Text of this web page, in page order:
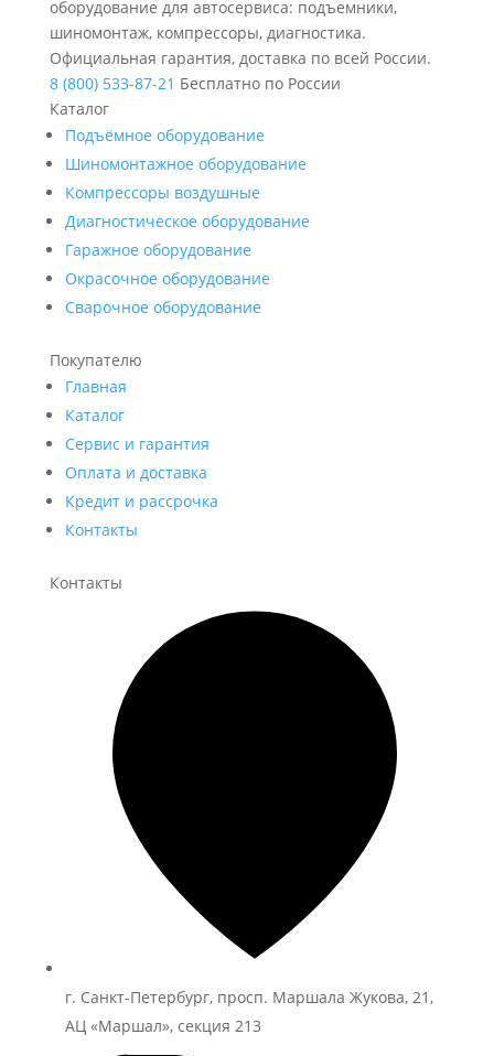
оборудование для автосервиса: подъемники,
шиномонтаж, компрессоры, диагностика.
Официальная гарантия, доставка по всей России.
8 (800) 533-87-21 Бесплатно по России
Каталог
Подъёмное оборудование
Шиномонтажное оборудование
Компрессоры воздушные
Диагностическое оборудование
Гаражное оборудование
Окрасочное оборудование
Сварочное оборудование
Покупателю
Главная
Каталог
Сервис и гарантия
Оплата и доставка
Кредит и рассрочка
Контакты
Контакты
г. Санкт-Петербург, просп. Маршала Жукова, 21,
АЦ «Маршал», секция 213